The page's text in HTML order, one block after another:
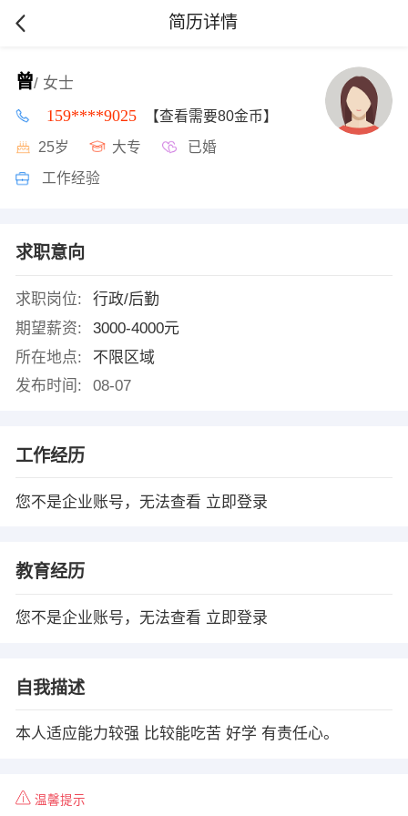
简历详情
曾/ 女士
159****9025 【查看需要80金币】
25岁 大专 已婚
工作经验
求职意向
求职岗位:
行政/后勤
期望薪资:
3000-4000元
所在地点:
不限区域
发布时间:
08-07
工作经历
您不是企业账号，无法查看 立即登录
教育经历
您不是企业账号，无法查看 立即登录
自我描述
本人适应能力较强 比较能吃苦 好学 有责任心。
温馨提示